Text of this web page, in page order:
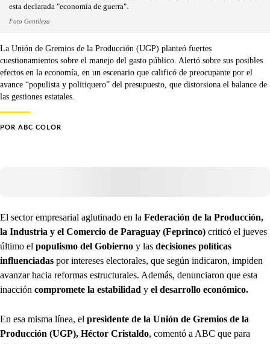
esta declarada "economía de guerra".
Foto Gentileza
La Unión de Gremios de la Producción (UGP) planteó fuertes
cuestionamientos sobre el manejo del gasto público. Alertó sobre sus posibles
efectos en la economía, en un escenario que calificó de preocupante por el
avance “populista y politiquero” del presupuesto, que distorsiona el balance de
las gestiones estatales.
POR ABC COLOR
El sector empresarial aglutinado en la Federación de la Producción,
la Industria y el Comercio de Paraguay (Feprinco) criticó el jueves
último el populismo del Gobierno y las decisiones políticas
influenciadas por intereses electorales, que según indicaron, impiden
avanzar hacia reformas estructurales. Además, denunciaron que esta
inacción compromete la estabilidad y el desarrollo económico.
En esa misma línea, el presidente de la Unión de Gremios de la
Producción (UGP), Héctor Cristaldo, comentó a ABC que para